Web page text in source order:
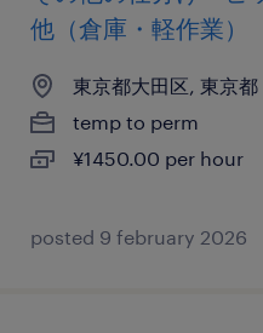
他（倉庫・軽作業）
東京都大田区, 東京都
temp to perm
¥1450.00 per hour
posted 9 february 2026